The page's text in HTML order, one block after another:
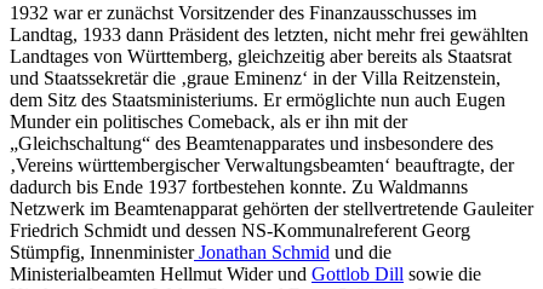
1932 war er zunächst Vorsitzender des Finanzausschusses im
Landtag, 1933 dann Präsident des letzten, nicht mehr frei gewählten
Landtages von Württemberg, gleichzeitig aber bereits als Staatsrat
und Staatssekretär die ‚graue Eminenz‘ in der Villa Reitzenstein,
dem Sitz des Staatsministeriums. Er ermöglichte nun auch Eugen
Munder ein politisches Comeback, als er ihn mit der
„Gleichschaltung“ des Beamtenapparates und insbesondere des
‚Vereins württembergischer Verwaltungsbeamten‘ beauftragte, der
dadurch bis Ende 1937 fortbestehen konnte. Zu Waldmanns
Netzwerk im Beamtenapparat gehörten der stellvertretende Gauleiter
Friedrich Schmidt und dessen NS-Kommunalreferent Georg
Stümpfig, InnenministerJonathan Schmid und die
Ministerialbeamten Hellmut Wider und Gottlob Dill sowie die